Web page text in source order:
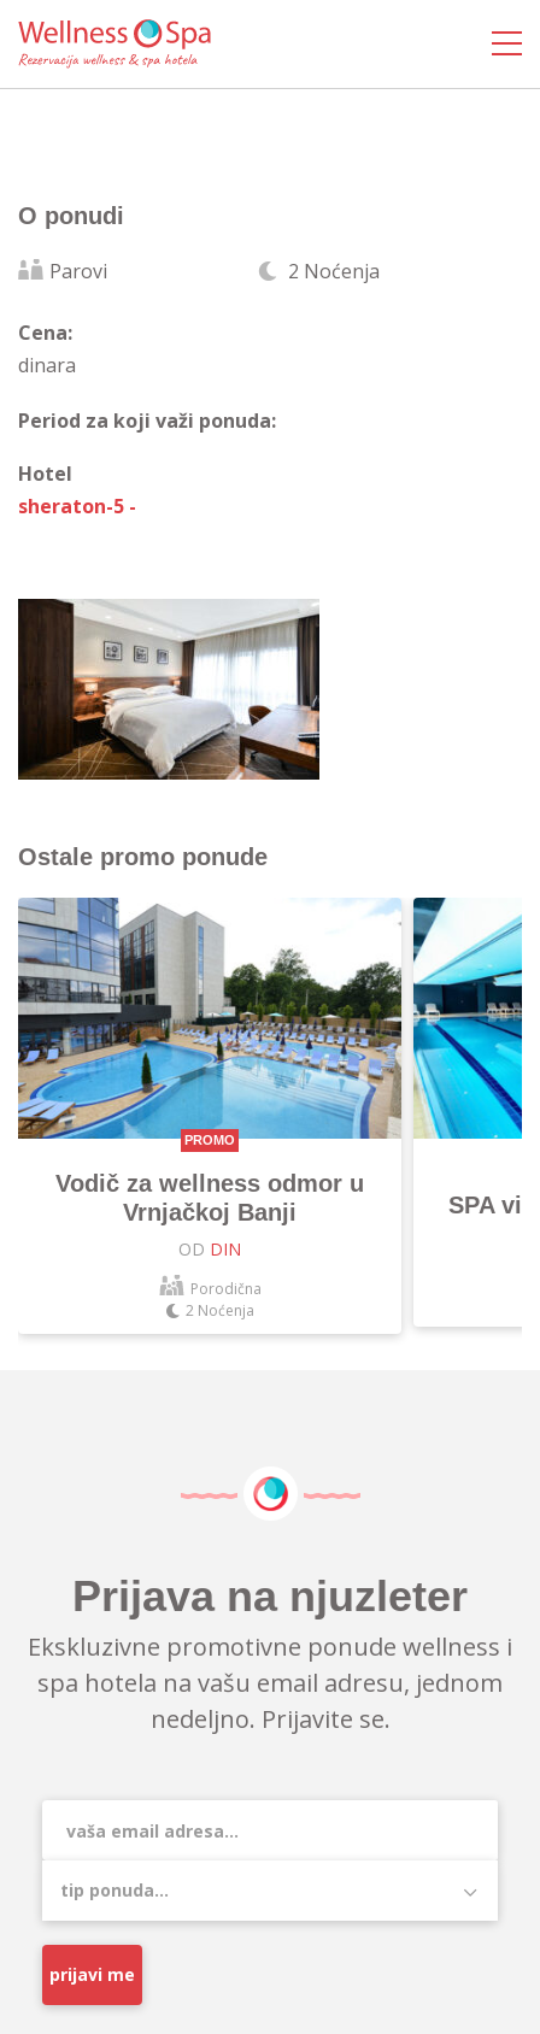
O ponudi
Parovi 2 Noćenja
Cena:
dinara
Period za koji važi ponuda:
Hotel
sheraton-5 -
Ostale promo ponude
PROMO
Vodič za wellness odmor u
Vrnjačkoj Banji
OD DIN
Porodična
2 Noćenja
SPA
Prijava na njuzleter
Ekskluzivne promotivne ponude wellness i
spa hotela na vašu email adresu, jednom
nedeljno. Prijavite se.
prijavi me